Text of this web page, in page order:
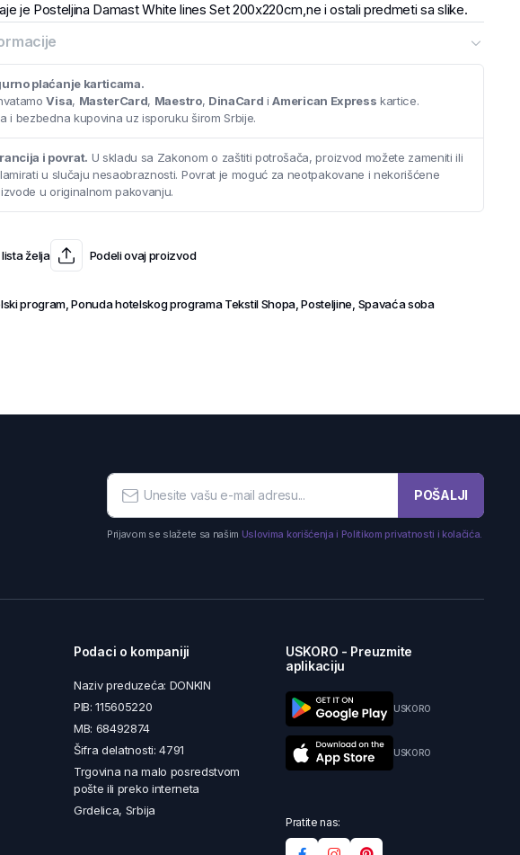
je Posteljina Damast White lines Set 200x220cm,ne i ostali predmeti sa slike.
plaćanje karticama.
Visa, MasterCard, Maestro, DinaCard iAmerican Express kartice.
i bezbedna kupovina uz isporuku širom Srbije.
i povrat. U skladu sa Zakonom o zaštiti potrošača, proizvod možete zameniti ili
u slučaju nesaobraznosti. Povrat je moguć za neotpakovane i nekorišćene
u originalnom pakovanju.
želja Podeli ovaj proizvod
program ,Ponuda hotelskog programa Tekstil Shopa,Posteljine Spavaća soba
POŠALJI
Prijavom se slažete sa našim Uslovima korišćenja i Politikom privatnosti i kolačića.
Podaci o kompaniji
Naziv preduzeća: DONKIN
PIB: 115605220
MB: 68492874
Šifra delatnosti: 4791
Trgovina na malo posredstvom
pošte ili preko interneta
Grdelica, Srbija
USKORO - Preuzmite
aplikaciju
USKORO
USKORO
Pratite nas: